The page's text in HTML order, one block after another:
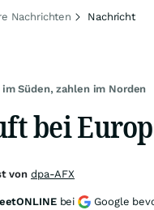
Nachrichten Nachricht
im Süden, zahlen im Norden
bei
von dpa-AFX
bei Google